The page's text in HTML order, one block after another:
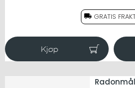
kommer
funksjon
andre
for total
helst, når
GRATIS